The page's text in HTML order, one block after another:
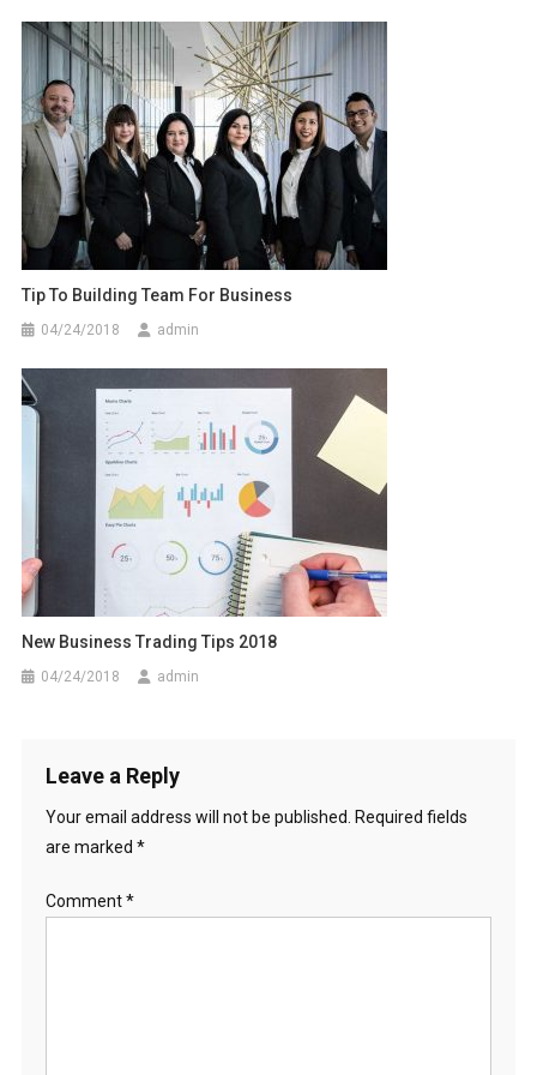
Tip To Building Team For Business
04/24/2018 admin
New Business Trading Tips 2018
04/24/2018 admin
Leave a Reply
Your email address will not be published.
Required fields
are marked *
Comment*